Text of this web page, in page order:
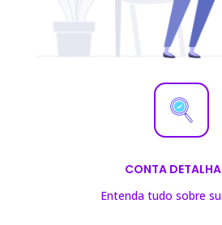
CONTA
Entenda tudo sobre